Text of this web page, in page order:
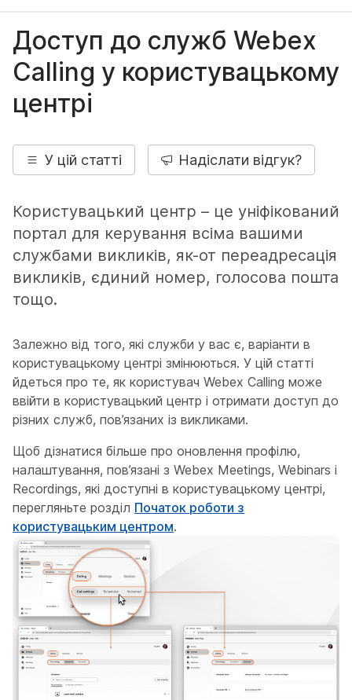
Доступ до служб Webex
Calling у користувацькому
центрі
У цій статті Надіслати відгук?
Користувацький центр – це уніфікований
портал для керування всіма вашими
службами викликів, як-от переадресація
викликів, єдиний номер, голосова пошта
тощо.
Залежно від того, які служби у вас є, варіанти в
користувацькому центрі змінюються. У цій статті
йдеться про те, як користувач Webex Calling може
ввійти в користувацький центр і отримати доступ до
різних служб, пов’язаних із викликами.
Щоб дізнатися більше про оновлення профілю,
налаштування, пов’язані з Webex Meetings, Webinars і
Recordings, які доступні в користувацькому центрі,
перегляньте розділ Початок роботи з
користувацьким центром.